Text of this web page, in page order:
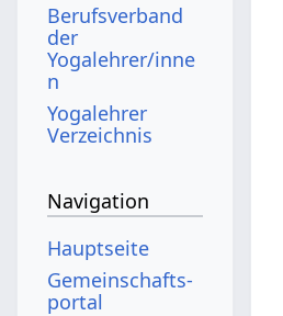
Berufsverband
der
Yogalehrer/inne
n
Yogalehrer
Verzeichnis
Navigation
Hauptseite
Gemeinschafts­
portal